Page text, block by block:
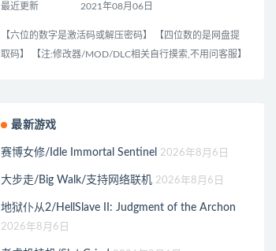
最近更新 2021年08月06日
【六位的数字是激活码或解压密码】 【四位数的是网盘提
取码】 【注:修改器/MOD/DLC相关自行摸索,不用问客服】
最新游戏
赛博女修/Idle Immortal Sentinel 2026年8月6日
大步走/Big Walk/支持网络联机 2026年8月6日
地狱仆从2/HellSlave II: Judgment of the Archon
2026年8月6日